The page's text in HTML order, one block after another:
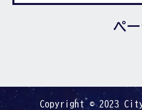
ペ
Copyright © 2023